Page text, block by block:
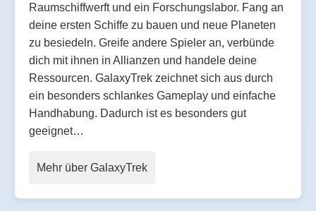
Raumschiffwerft und ein Forschungslabor. Fang an
deine ersten Schiffe zu bauen und neue Planeten
zu besiedeln. Greife andere Spieler an, verbünde
dich mit ihnen in Allianzen und handele deine
Ressourcen. GalaxyTrek zeichnet sich aus durch
ein besonders schlankes Gameplay und einfache
Handhabung. Dadurch ist es besonders gut
geeignet…
Mehr über GalaxyTrek